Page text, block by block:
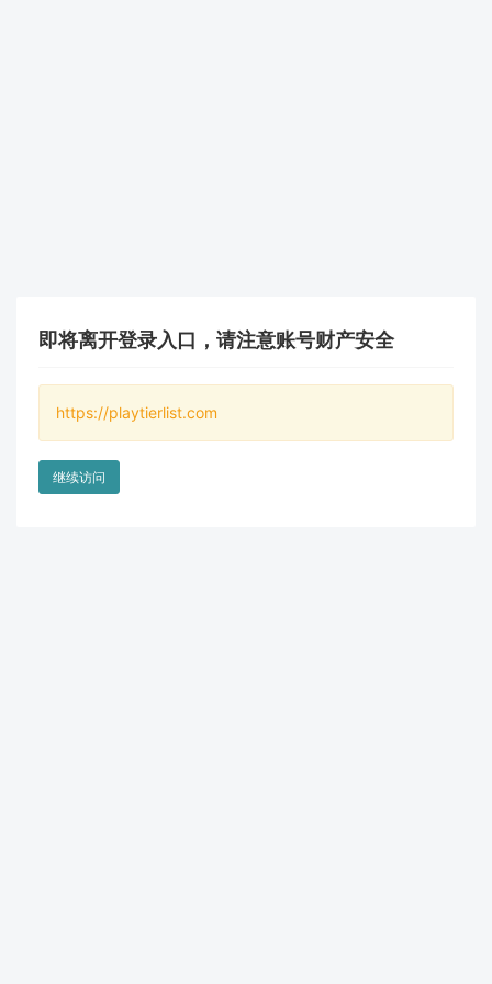
即将离开登录入口，请注意账号财产安全
https://playtierlist.com
继续访问